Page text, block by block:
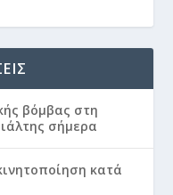
βόμβας στη
σήμερα
κατά